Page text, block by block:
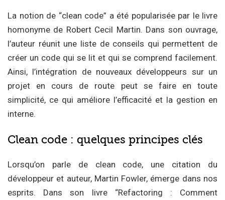
La notion de “clean code” a été popularisée par le livre
homonyme de Robert Cecil Martin. Dans son ouvrage,
l’auteur réunit une liste de conseils qui permettent de
créer un code qui se lit et qui se comprend facilement.
Ainsi, l’intégration de nouveaux développeurs sur un
projet en cours de route peut se faire en toute
simplicité, ce qui améliore l’efficacité et la gestion en
interne.
Clean code : quelques principes clés
Lorsqu’on parle de clean code, une citation du
développeur et auteur, Martin Fowler, émerge dans nos
esprits. Dans son livre “Refactoring : Comment